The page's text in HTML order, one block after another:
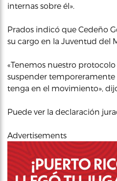
internas sobre él».
Prados indicó que Cedeño
su cargo en la Juventud del
«Tenemos nuestro
suspender
tenga en el movimiento»,
Puede ver la declaración
Advertisements